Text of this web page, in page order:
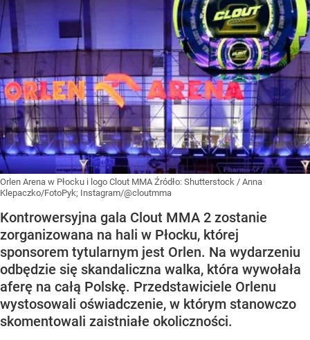
Orlen Arena w Płocku i logo Clout MMA Źródło: Shutterstock / Anna
Klepaczko/FotoPyk; Instagram/@cloutmma
Kontrowersyjna gala Clout MMA 2 zostanie
zorganizowana na hali w Płocku, której
sponsorem tytularnym jest Orlen. Na wydarzeniu
odbędzie się skandaliczna walka, która wywołała
aferę na całą Polskę. Przedstawiciele Orlenu
wystosowali oświadczenie, w którym stanowczo
skomentowali zaistniałe okoliczności.